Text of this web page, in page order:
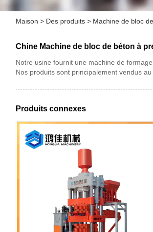
Maison > Des produits > Machine de bloc
Chine Machine de bloc de béton à
Notre usine fournit une machine de
Nos produits sont principalement vendus
Produits connexes